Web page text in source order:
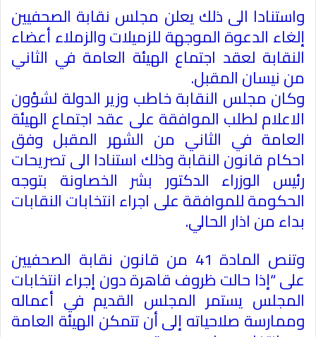
واستنادا الى ذلك يعلن مجلس نقابة الصحفيين
إلغاء الدعوة الموجهة للزميلات والزملاء أعضاء
النقابة لعقد اجتماع الهيئة العامة في الثاني
من نيسان المقبل.
وكان مجلس النقابة خاطب وزير الدولة لشؤون
الاعلام لطلب الموافقة على عقد اجتماع الهيئة
العامة في الثاني من الشهر المقبل وفق
احكام قانون النقابة وذلك استنادا الى تصريحات
رئيس الوزراء الدكتور بشر الخصاونة بتوجه
الحكومة للموافقة على اجراء انتخابات النقابات
بداء من اذار الحالي.
وتنص المادة 41 من قانون نقابة الصحفيين
على “إذا حالت ظروف قاهرة دون إجراء انتخابات
المجلس يستمر المجلس القديم في أعماله
وممارسة صلاحياته إلى أن تتمكن الهيئة العامة